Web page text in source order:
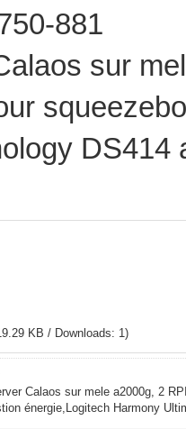
881
sur
DS414
KB / Downloads: 1)
Calaos sur mele a2000g, 2
énergie,Logitech Harmony